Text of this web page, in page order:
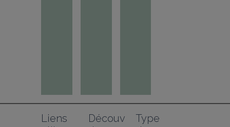
Liens
Découv
Type